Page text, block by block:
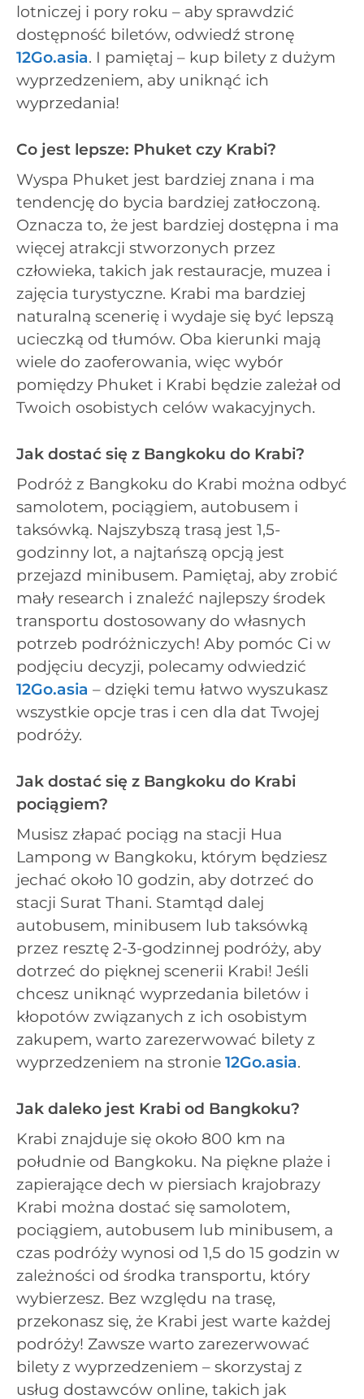
lotniczej i pory roku – aby sprawdzić
dostępność biletów, odwiedź stronę
12Go.asia. I pamiętaj – kup bilety z dużym
wyprzedzeniem, aby uniknąć ich
wyprzedania!
Co jest lepsze: Phuket czy Krabi?
Wyspa Phuket jest bardziej znana i ma
tendencję do bycia bardziej zatłoczoną.
Oznacza to, że jest bardziej dostępna i ma
więcej atrakcji stworzonych przez
człowieka, takich jak restauracje, muzea i
zajęcia turystyczne. Krabi ma bardziej
naturalną scenerię i wydaje się być lepszą
ucieczką od tłumów. Oba kierunki mają
wiele do zaoferowania, więc wybór
pomiędzy Phuket i Krabi będzie zależał od
Twoich osobistych celów wakacyjnych.
Jak dostać się z Bangkoku do Krabi?
Podróż z Bangkoku do Krabi można odbyć
samolotem, pociągiem, autobusem i
taksówką. Najszybszą trasą jest 1,5-
godzinny lot, a najtańszą opcją jest
przejazd minibusem. Pamiętaj, aby zrobić
mały research i znaleźć najlepszy środek
transportu dostosowany do własnych
potrzeb podróżniczych! Aby pomóc Ci w
podjęciu decyzji, polecamy odwiedzić
12Go.asia – dzięki temu łatwo wyszukasz
wszystkie opcje tras i cen dla dat Twojej
podróży.
Jak dostać się z Bangkoku do Krabi
pociągiem?
Musisz złapać pociąg na stacji Hua
Lampong w Bangkoku, którym będziesz
jechać około 10 godzin, aby dotrzeć do
stacji Surat Thani. Stamtąd dalej
autobusem, minibusem lub taksówką
przez resztę 2-3-godzinnej podróży, aby
dotrzeć do pięknej scenerii Krabi! Jeśli
chcesz uniknąć wyprzedania biletów i
kłopotów związanych z ich osobistym
zakupem, warto zarezerwować bilety z
wyprzedzeniem na stronie 12Go.asia.
Jak daleko jest Krabi od Bangkoku?
Krabi znajduje się około 800 km na
południe od Bangkoku. Na piękne plaże i
zapierające dech w piersiach krajobrazy
Krabi można dostać się samolotem,
pociągiem, autobusem lub minibusem, a
czas podróży wynosi od 1,5 do 15 godzin w
zależności od środka transportu, który
wybierzesz. Bez względu na trasę,
przekonasz się, że Krabi jest warte każdej
podróży! Zawsze warto zarezerwować
bilety z wyprzedzeniem – skorzystaj z
usług dostawców online, takich jak